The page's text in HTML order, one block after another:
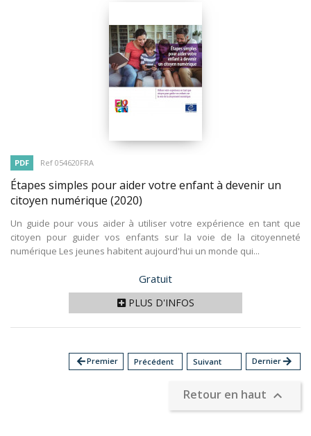
PDF Ref 054620FRA
Étapes simples pour aider votre enfant à devenir un
citoyen numérique (2020)
Un guide pour vous aider à utiliser votre expérience en tant que
citoyen pour guider vos enfants sur la voie de la citoyenneté
numérique Les jeunes habitent aujourd'hui un monde qui...
Prix
Gratuit
PLUS D'INFOS
arrow_backPremier Précédent Suivant Dernierarrow_forward
Retour en haut 